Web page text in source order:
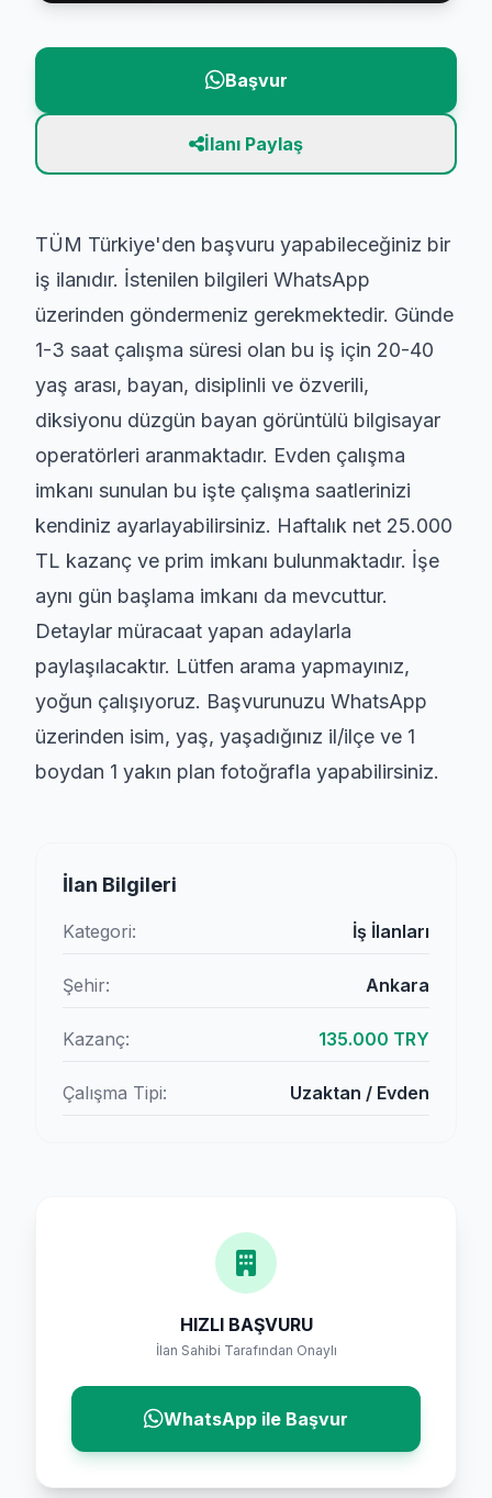
Başvur
İlanı Paylaş
TÜM Türkiye'den başvuru yapabileceğiniz bir
iş ilanıdır. İstenilen bilgileri WhatsApp
üzerinden göndermeniz gerekmektedir. Günde
1-3 saat çalışma süresi olan bu iş için 20-40
yaş arası, bayan, disiplinli ve özverili,
diksiyonu düzgün bayan görüntülü bilgisayar
operatörleri aranmaktadır. Evden çalışma
imkanı sunulan bu işte çalışma saatlerinizi
kendiniz ayarlayabilirsiniz. Haftalık net 25.000
TL kazanç ve prim imkanı bulunmaktadır. İşe
aynı gün başlama imkanı da mevcuttur.
Detaylar müracaat yapan adaylarla
paylaşılacaktır. Lütfen arama yapmayınız,
yoğun çalışıyoruz. Başvurunuzu WhatsApp
üzerinden isim, yaş, yaşadığınız il/ilçe ve 1
boydan 1 yakın plan fotoğrafla yapabilirsiniz.
İlan Bilgileri
Kategori: İş İlanları
Şehir: Ankara
Kazanç: 135.000 TRY
Çalışma Tipi: Uzaktan / Evden
HIZLI BAŞVURU
İlan Sahibi Tarafından Onaylı
WhatsApp ile Başvur